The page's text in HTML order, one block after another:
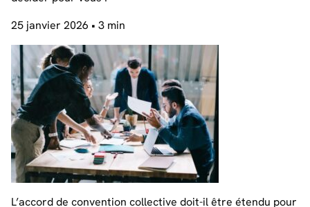
25 janvier 2026 • 3 min
L’accord de convention collective doit-il être étendu pour